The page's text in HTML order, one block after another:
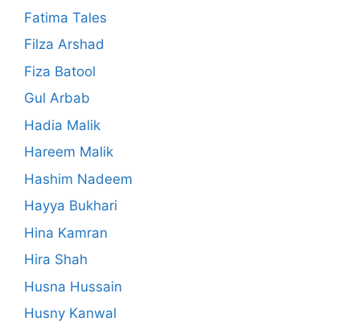
Fatima Tales
Filza Arshad
Fiza Batool
Gul Arbab
Hadia Malik
Hareem Malik
Hashim Nadeem
Hayya Bukhari
Hina Kamran
Hira Shah
Husna Hussain
Husny Kanwal